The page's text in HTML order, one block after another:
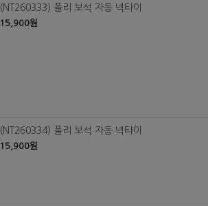
(NT260333) 폴리 보석 자동 넥타이
15,900원
(NT260334) 폴리 보석 자동 넥타이
15,900원